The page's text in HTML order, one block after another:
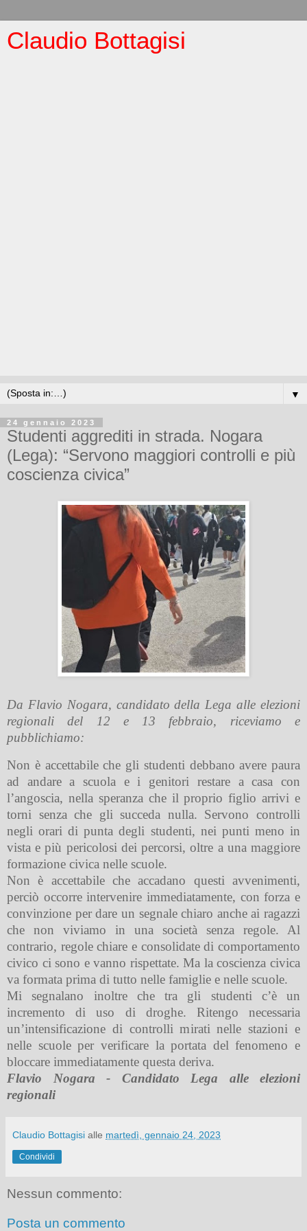
Claudio Bottagisi
▼
24 gennaio 2023
Studenti aggrediti in strada. Nogara
(Lega): “Servono maggiori controlli e più
coscienza civica”
Da Flavio Nogara, candidato della Lega alle elezioni
regionali del 12 e 13 febbraio, riceviamo e
pubblichiamo:
Non è accettabile che gli studenti debbano avere paura
ad andare a scuola e i genitori restare a casa con
l’angoscia, nella speranza che il proprio figlio arrivi e
torni senza che gli succeda nulla. Servono controlli
negli orari di punta degli studenti, nei punti meno in
vista e più pericolosi dei percorsi, oltre a una maggiore
formazione civica nelle scuole.
Non è accettabile che accadano questi avvenimenti,
perciò occorre intervenire immediatamente, con forza e
convinzione per dare un segnale chiaro anche ai ragazzi
che non viviamo in una società senza regole. Al
contrario, regole chiare e consolidate di comportamento
civico ci sono e vanno rispettate. Ma la coscienza civica
va formata prima di tutto nelle famiglie e nelle scuole.
Mi segnalano inoltre che tra gli studenti c’è un
incremento di uso di droghe. Ritengo necessaria
un’intensificazione di controlli mirati nelle stazioni e
nelle scuole per verificare la portata del fenomeno e
bloccare immediatamente questa deriva.
Flavio Nogara - Candidato Lega alle elezioni
regionali
Claudio Bottagisi alle martedì, gennaio 24, 2023
Condividi
Nessun commento:
Posta un commento